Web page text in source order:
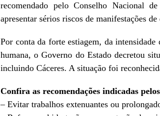
recomendado pelo Conselho Nacional
apresentar sérios riscos de manifestações
Por conta da forte estiagem, da
humana, o Governo do Estado decretou
incluindo Cáceres. A situação foi
Confira as recomendações indicadas
– Evitar trabalhos extenuantes ou